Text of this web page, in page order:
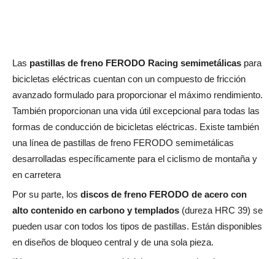
Las pastillas de freno FERODO Racing semimetálicas para
bicicletas eléctricas cuentan con un compuesto de fricción
avanzado formulado para proporcionar el máximo rendimiento.
También proporcionan una vida útil excepcional para todas las
formas de conducción de bicicletas eléctricas. Existe también
una línea de pastillas de freno FERODO semimetálicas
desarrolladas específicamente para el ciclismo de montaña y
en carretera
Por su parte, los discos de freno FERODO de acero con
alto contenido en carbono y templados (dureza HRC 39) se
pueden usar con todos los tipos de pastillas. Están disponibles
en diseños de bloqueo central y de una sola pieza.